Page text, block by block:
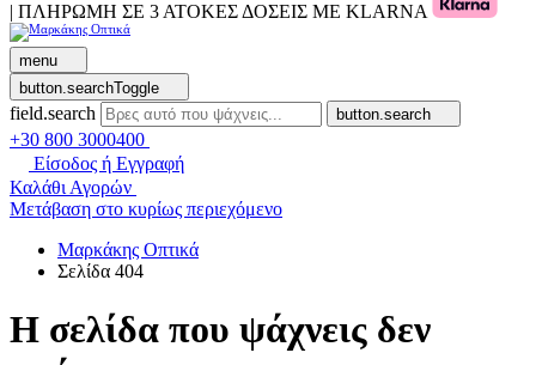
| ΠΛΗΡΩΜΗ ΣΕ 3 ΑΤΟΚΕΣ ΔΟΣΕΙΣ ΜΕ KLARNA
menu
button.searchToggle
field.search button.search
+30 800 3000400
Είσοδος ή Εγγραφή
Καλάθι Αγορών
Μετάβαση στο κυρίως περιεχόμενο
Μαρκάκης Οπτικά
Σελίδα 404
Η σελίδα που ψάχνεις δεν